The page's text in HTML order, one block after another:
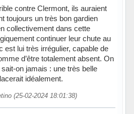
contre Clermont, ils auraient
toujours un très bon gardien
collectivement dans cette
continuer leur chute au
lui très irrégulier, capable de
d’être totalement absent. On
on jamais : une très belle
idéalement.
(25-02-2024 18:01:38)